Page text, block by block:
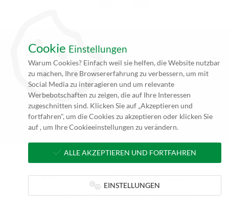
*Alle Angebote auf unseren Seiten gelten ausschließlich für
Gewerbetreibende. Alle Preisangaben auf unseren Seiten verstehen
sich daher (rein netto, zzgl. 19% MwSt.) und Versandkosten. Falls
nicht angegeben beträgt die Lieferzeit innerhalb Deutschlands ca. 4
bis 5 Werktage (5 bis 10 Werktage per Spedition) nach
Zahlungseingang und Erhalt der druckfertigen Daten.
**zzgl. Versandkosten
© 2026 NBD 24 GmbH
Kontakt AGB Datenschutz Impressum
Cookie Einstellungen
Warum Cookies? Einfach weil sie helfen, die Website nutzbar
zu machen, Ihre Browsererfahrung zu verbessern, um mit
Social Media zu interagieren und um relevante
Werbebotschaften zu zeigen, die auf Ihre Interessen
zugeschnitten sind. Klicken Sie auf „Akzeptieren und
fortfahren", um die Cookies zu akzeptieren oder klicken Sie
auf , um Ihre Cookieeinstellungen zu verändern.
ALLE AKZEPTIEREN UND FORTFAHREN
EINSTELLUNGEN